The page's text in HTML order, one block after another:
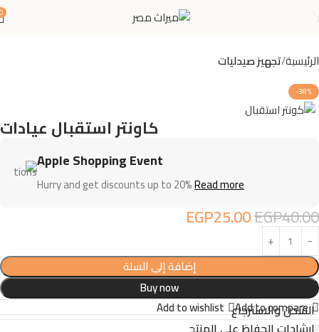
الرئيسية تجهيز صيدليات
-38%
كاونتر استقبال عيادات
Apple Shopping Event
Hurry and get discounts up to 20%Read more
EGP40.00
EGP25.00
إضافة إلى السلة
Buy now
Add to compare
Add to wishlist الشحن والاسترجاع